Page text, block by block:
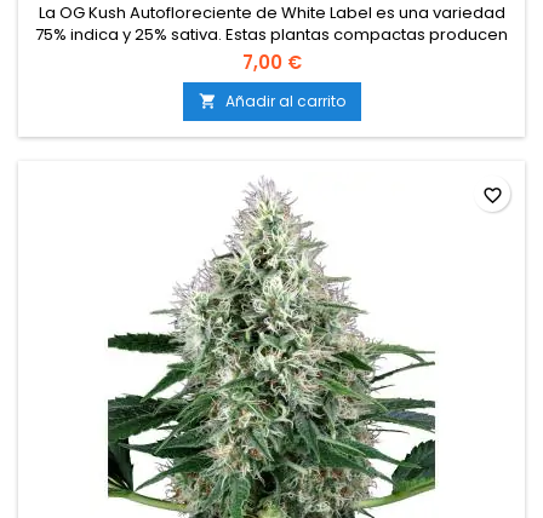
La OG Kush Autofloreciente de White Label es una variedad
75% indica y 25% sativa. Estas plantas compactas producen
unos buenos rendimientos para ser una variante de
marihuana autofloreciente, especialmente cuando se cultiva
en interiores. Sus cogollos son densos y resinosos, y el
efecto inicialmente es estimulante, seguido de una
sensación de relajación....
7,00 €
 Añadir al carrito
favorite_border